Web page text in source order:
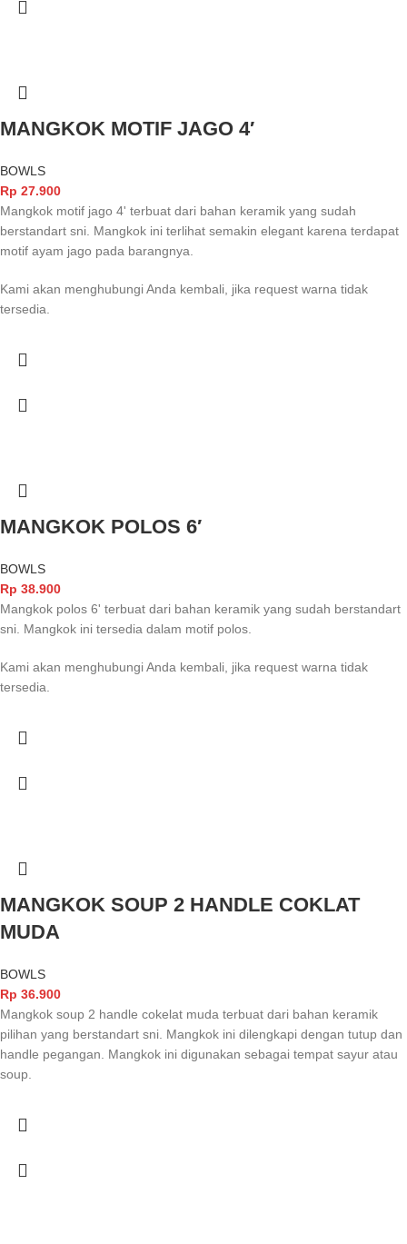
MANGKOK MOTIF JAGO 4′
BOWLS
Rp 27.900
Mangkok motif jago 4' terbuat dari bahan keramik yang sudah
berstandart sni. Mangkok ini terlihat semakin elegant karena terdapat
motif ayam jago pada barangnya.
Kami akan menghubungi Anda kembali, jika request warna tidak
tersedia.
MANGKOK POLOS 6′
BOWLS
Rp 38.900
Mangkok polos 6' terbuat dari bahan keramik yang sudah berstandart
sni. Mangkok ini tersedia dalam motif polos.
Kami akan menghubungi Anda kembali, jika request warna tidak
tersedia.
MANGKOK SOUP 2 HANDLE COKLAT
MUDA
BOWLS
Rp 36.900
Mangkok soup 2 handle cokelat muda terbuat dari bahan keramik
pilihan yang berstandart sni. Mangkok ini dilengkapi dengan tutup dan
handle pegangan. Mangkok ini digunakan sebagai tempat sayur atau
soup.